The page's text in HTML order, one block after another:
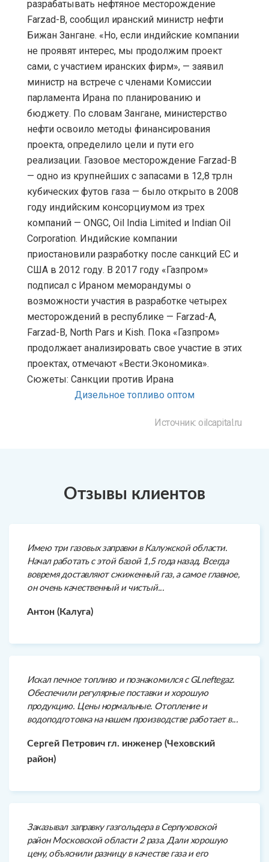
разрабатывать нефтяное месторождение
Farzad-B, сообщил иранский министр нефти
Бижан Зангане. «Но, если индийские компании
не проявят интерес, мы продолжим проект
сами, с участием иранских фирм», — заявил
министр на встрече с членами Комиссии
парламента Ирана по планированию и
бюджету. По словам Зангане, министерство
нефти освоило методы финансирования
проекта, определило цели и пути его
реализации. Газовое месторождение Farzad-B
— одно из крупнейших с запасами в 12,8 трлн
кубических футов газа — было открыто в 2008
году индийским консорциумом из трех
компаний — ONGC, Oil India Limited и Indian Oil
Corporation. Индийские компании
приостановили разработку после санкций ЕС и
США в 2012 году. В 2017 году «Газпром»
подписал с Ираном меморандумы о
возможности участия в разработке четырех
месторождений в республике — Farzad-A,
Farzad-B, North Pars и Kish. Пока «Газпром»
продолжает анализировать свое участие в этих
проектах, отмечают «Вести.Экономика».
Сюжеты: Санкции против Ирана
Дизельное топливо оптом
Источник: oilcapital.ru
Отзывы клиентов
Имею три газовых заправки в Калужской области.
Начал работать с этой базой 1,5 года назад. Всегда
вовремя доставляют сжиженный газ, а самое главное,
он очень качественный и чистый...
Антон (Калуга)
Искал печное топливо и познакомился с GLneftegaz.
Обеспечили регулярные поставки и хорошую
продукцию. Цены нормальные. Отопление и
водоподготовка на нашем производстве работает в...
Сергей Петрович гл. инженер (Чеховский
район)
Заказывал заправку газгольдера в Серпуховской
район Московской области 2 раза. Дали хорошую
цену, объяснили разницу в качестве газа и его